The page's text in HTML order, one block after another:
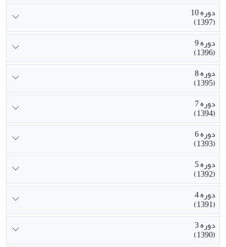
دوره 10
(1397)
دوره 9
(1396)
دوره 8
(1395)
دوره 7
(1394)
دوره 6
(1393)
دوره 5
(1392)
دوره 4
(1391)
دوره 3
(1390)